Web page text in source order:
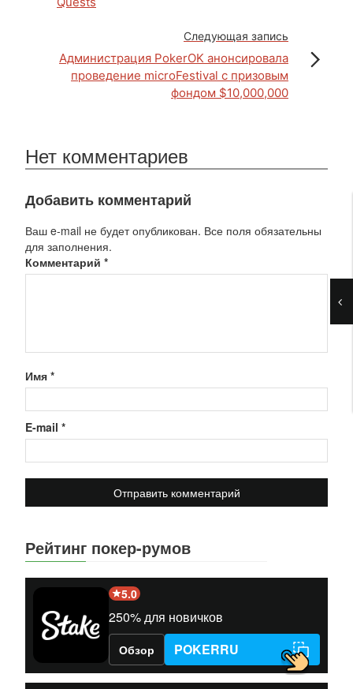
Следующая запись
Администрация PokerOK анонсировала
проведение microFestival с призовым
фондом $10,000,000
Нет комментариев
Добавить комментарий
Ваш e-mail не будет опубликован. Все поля обязательны
для заполнения.
Комментарий *
Имя *
E-mail *
Рейтинг покер-румов
5.0
250% для новичков
POKERRU
Обзор